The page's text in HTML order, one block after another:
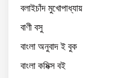
বলাইচাঁদ মুখোপাধ্যায়
বাণী বসু
বাংলা অনুবাদ ই বুক
বাংলা কমিক্স বই